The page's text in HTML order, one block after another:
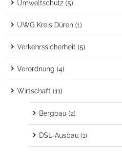
Umweltschutz (5)
UWG Kreis Düren (1)
Verkehrssicherheit (5)
Verordnung (4)
Wirtschaft (11)
Bergbau (2)
DSL-Ausbau (1)